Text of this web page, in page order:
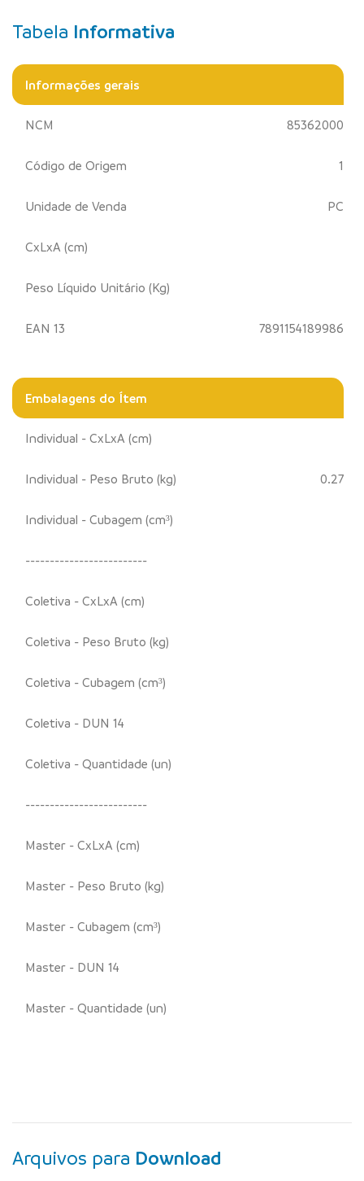
Tabela Informativa
Informações gerais
NCM 85362000
Código de Origem 1
Unidade de Venda PC
CxLxA (cm)
Peso Líquido Unitário (Kg)
EAN 13 7891154189986
Embalagens do Ítem
Individual - CxLxA (cm)
Individual - Peso Bruto (kg) 0.27
Individual - Cubagem (cm³)
-------------------------
Coletiva - CxLxA (cm)
Coletiva - Peso Bruto (kg)
Coletiva - Cubagem (cm³)
Coletiva - DUN 14
Coletiva - Quantidade (un)
-------------------------
Master - CxLxA (cm)
Master - Peso Bruto (kg)
Master - Cubagem (cm³)
Master - DUN 14
Master - Quantidade (un)
Arquivos para Download